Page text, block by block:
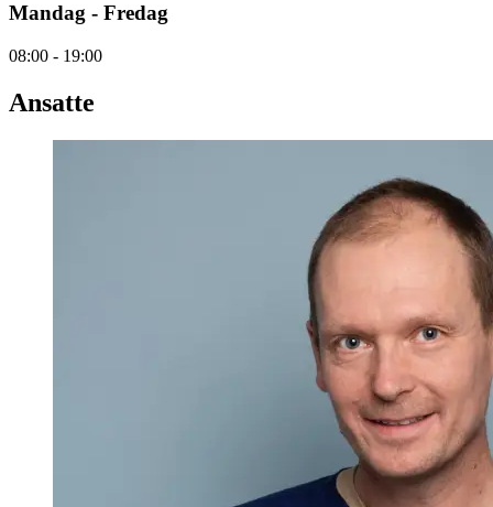
Mandag - Fredag
08:00 - 19:00
Ansatte